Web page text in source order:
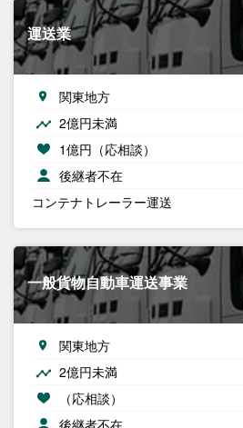
運送業
関東地方
2億円未満
1億円（応相談）
後継者不在
コンテナトレーラー運送
一般貨物自動車運送事業
関東地方
2億円未満
（応相談）
後継者不在